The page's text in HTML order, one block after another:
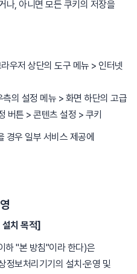
나, 아니면 모든 쿠키의 저장을
우저 상단의 도구 메뉴 > 인터넷
의 설정 메뉴 > 화면 하단의 고급
버튼 > 콘텐츠 설정 > 쿠키
경우 일부 서비스 제공에
치 목적]
하 "본 방침"이라 한다)은
정보처리기기의 설치·운영 및